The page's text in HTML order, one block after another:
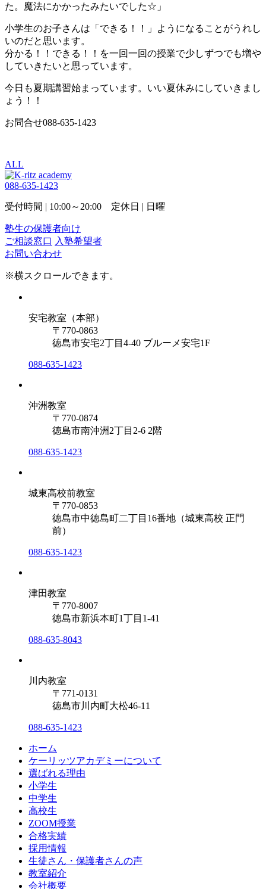
た。魔法にかかったみたいでした☆」
小学生のお子さんは「できる！！」ようになることがうれし
いのだと思います。
分かる！！できる！！を一回一回の授業で少しずつでも増や
していきたいと思っています。
今日も夏期講習始まっています。いい夏休みにしていきまし
ょう！！
お問合せ088-635-1423
ALL
088-635-1423
受付時間 | 10:00～20:00 定休日 | 日曜
塾生の保護者向け
ご相談窓口 入塾希望者
お問い合わせ
※横スクロールできます。
安宅教室（本部）
〒770-0863
徳島市安宅2丁目4-40 ブルーメ安宅1F
088-635-1423
沖洲教室
〒770-0874
徳島市南沖洲2丁目2-6 2階
088-635-1423
城東高校前教室
〒770-0853
徳島市中徳島町二丁目16番地（城東高校 正門
前）
088-635-1423
津田教室
〒770-8007
徳島市新浜本町1丁目1-41
088-635-8043
川内教室
〒771-0131
徳島市川内町大松46-11
088-635-1423
ホーム
ケーリッツアカデミーについて
選ばれる理由
小学生
中学生
高校生
ZOOM授業
合格実績
採用情報
生徒さん・保護者さんの声
教室紹介
会社概要